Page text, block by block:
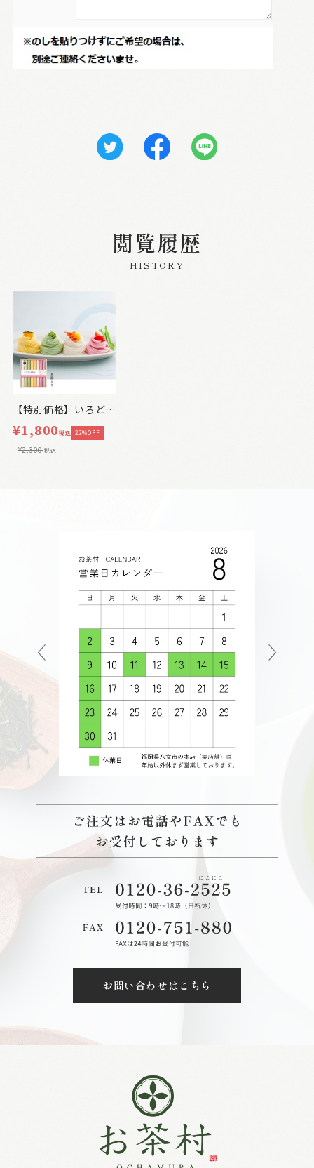
閲覧履歴
HISTORY
【特別価格】いろどり三輪素麺
¥1,800税込 22%OFF
¥2,300 税込
お問い合わせはこちら